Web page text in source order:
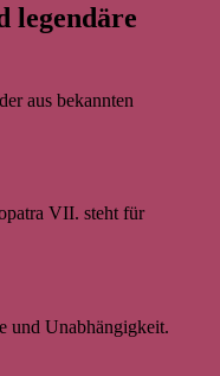
legendäre
aus bekannten
VII. steht für
und Unabhängigkeit.